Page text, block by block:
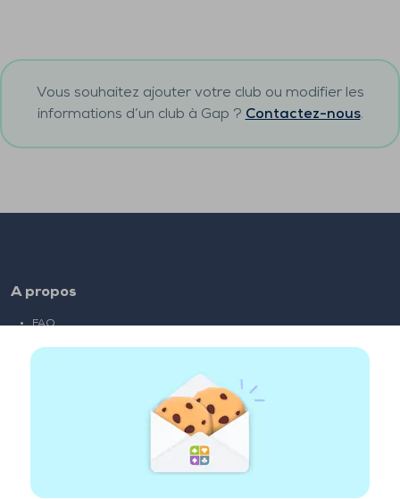
Vous souhaitez ajouter votre club ou modifier les
informations d’un club à Gap ? Contactez-nous.
A propos
FAQ
Liens partenaires